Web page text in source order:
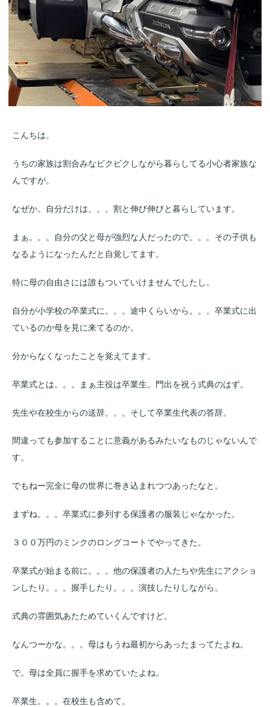
こんちは。
うちの家族は割合みなビクビクしながら暮らしてる小心者家族な
んですが。
なぜか。自分だけは。。。割と伸び伸びと暮らしています。
まぁ。。。自分の父と母が強烈な人だったので。。。その子供も
なるようになったんだと自覚してます。
特に母の自由さには誰もついていけませんでしたし。
自分が小学校の卒業式に。。。途中くらいから。。。卒業式に出
ているのか母を見に来てるのか。
分からなくなったことを覚えてます。
卒業式とは。。。まぁ主役は卒業生。門出を祝う式典のはず。
先生や在校生からの送辞。。。そして卒業生代表の答辞。
間違っても参加することに意義があるみたいなものじゃないんで
す。
でもねー完全に母の世界に巻き込まれつつあったなと。
まずね。。。卒業式に参列する保護者の服装じゃなかった。
３００万円のミンクのロングコートでやってきた。
卒業式が始まる前に。。。他の保護者の人たちや先生にアクショ
ンしたり。。。握手したり。。。演技したりしながら。
式典の雰囲気あたためていくんですけど。
なんつーかな。。。母はもうね最初からあったまってたよね。
で。母は全員に握手を求めていたよね。
卒業生。。。在校生も含めて。